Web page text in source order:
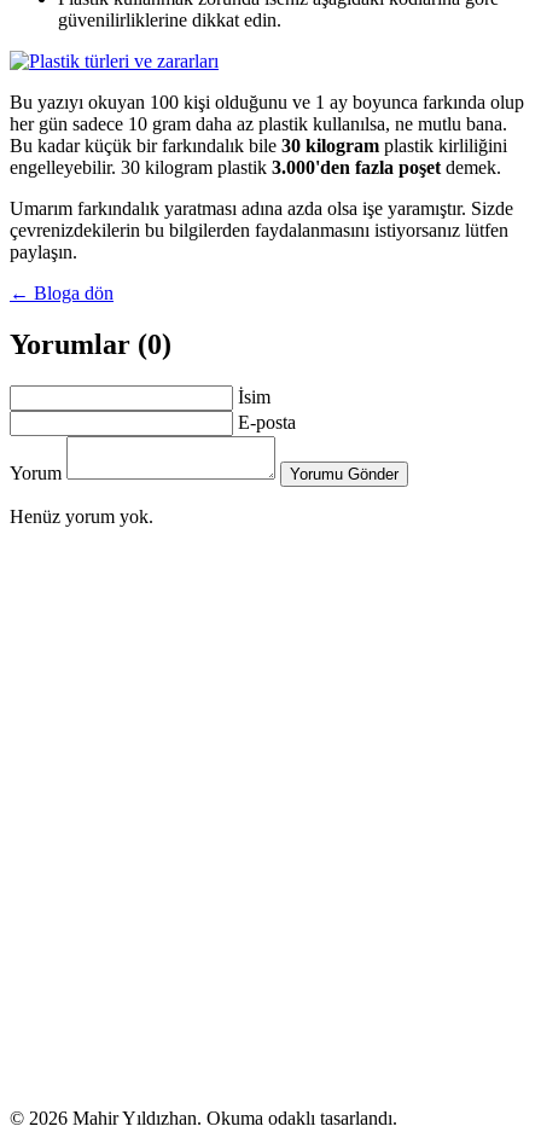
güvenilirliklerine dikkat edin.
Bu yazıyı okuyan 100 kişi olduğunu ve 1 ay boyunca farkında olup
her gün sadece 10 gram daha az plastik kullanılsa, ne mutlu bana.
Bu kadar küçük bir farkındalık bile 30 kilogram plastik kirliliğini
engelleyebilir. 30 kilogram plastik 3.000'den fazla poşet demek.
Umarım farkındalık yaratması adına azda olsa işe yaramıştır. Sizde
çevrenizdekilerin bu bilgilerden faydalanmasını istiyorsanız lütfen
paylaşın.
← Bloga dön
Yorumlar (0)
İsim
E-posta
Yorum Yorumu Gönder
Henüz yorum yok.
© 2026 Mahir Yıldızhan. Okuma odaklı tasarlandı.